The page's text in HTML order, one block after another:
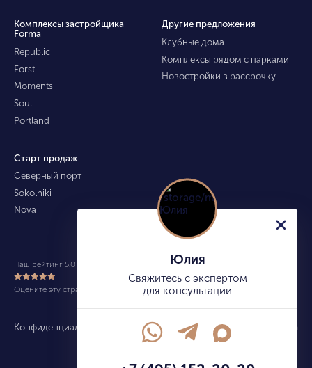
Комплексы застройщика
Forma
Republic
Forst
Moments
Soul
Portland
Другие предложения
Клубные дома
Комплексы рядом с парками
Новостройки в рассрочку
Старт продаж
Северный порт
Sokolniki
Nova
Конфиденциальность Карта сайта info@kupitekvartiru.com
Наш рейтинг 5.0 из 5 (490)
Оцените эту страницу
Юлия
Свяжитесь с экспертом
для консультации